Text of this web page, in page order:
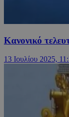
Κανονικό
13 Ιουλίου 2025,